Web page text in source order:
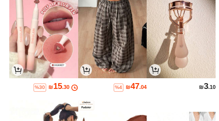
₪3.10
₪47.04
%4
₪15.30
%30